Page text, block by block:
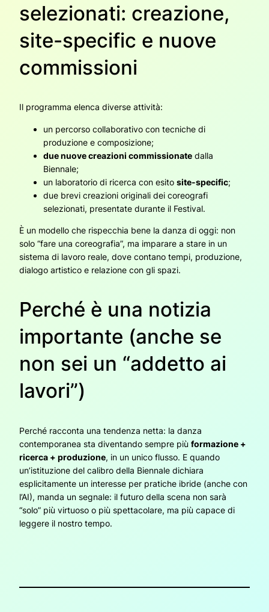
selezionati: creazione,
site-specific e nuove
commissioni
Il programma elenca diverse attività:
un percorso collaborativo con tecniche di
produzione e composizione;
due nuove creazioni commissionate dalla
Biennale;
un laboratorio di ricerca con esito site-specific;
due brevi creazioni originali dei coreografi
selezionati, presentate durante il Festival.
È un modello che rispecchia bene la danza di oggi: non
solo “fare una coreografia”, ma imparare a stare in un
sistema di lavoro reale, dove contano tempi, produzione,
dialogo artistico e relazione con gli spazi.
Perché è una notizia
importante (anche se
non sei un “addetto ai
lavori”)
Perché racconta una tendenza netta: la danza
contemporanea sta diventando sempre più formazione +
ricerca + produzione, in un unico flusso. E quando
un’istituzione del calibro della Biennale dichiara
esplicitamente un interesse per pratiche ibride (anche con
l’AI), manda un segnale: il futuro della scena non sarà
“solo” più virtuoso o più spettacolare, ma più capace di
leggere il nostro tempo.